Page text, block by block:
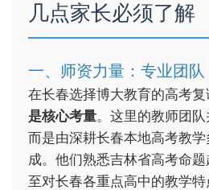
几点家长必须了解
一、师资力量：专业团
在长春选择博大教育的高考复
是核心考量。这里的教师团队
而是由深耕长春本地高考教
成。他们熟悉吉林省高考命
至对长春各重点高中的教学